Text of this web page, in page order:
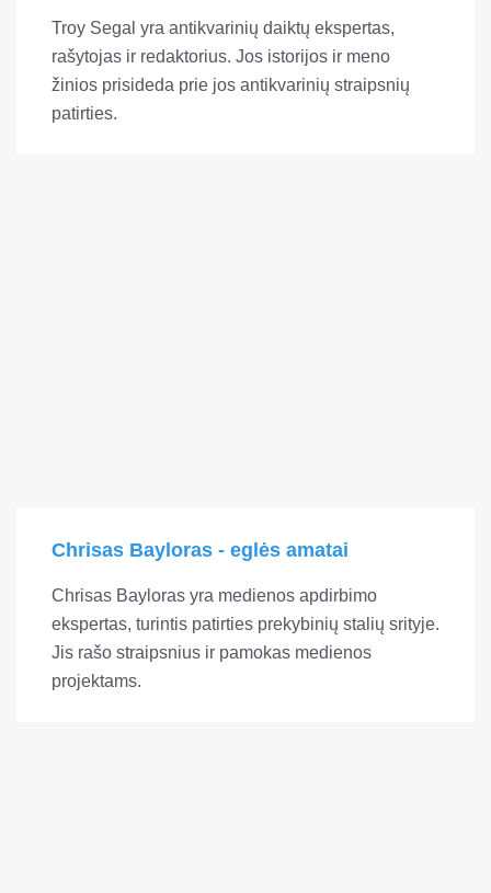
Troy Segal yra antikvarinių daiktų ekspertas,
rašytojas ir redaktorius. Jos istorijos ir meno
žinios prisideda prie jos antikvarinių straipsnių
patirties.
Chrisas Bayloras - eglės amatai
Chrisas Bayloras yra medienos apdirbimo
ekspertas, turintis patirties prekybinių stalių srityje.
Jis rašo straipsnius ir pamokas medienos
projektams.